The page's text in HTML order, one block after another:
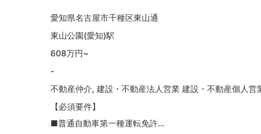
■「交渉力」の高い方
■「継続力」のある方
大学院
愛知県名古屋市千種区東山通
東山公園(愛知)駅
608万円~
-
不動産仲介, 建設・不動産法人営業 建設・不動産個人営
【必須要件】
■普通自動車第一種運転免許